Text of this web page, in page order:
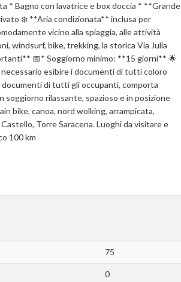
* Bagno con lavatrice e box doccia * **Grande
❄️ **Aria condizionata** inclusa per
vicino alla spiaggia, alle attività
windsurf, bike, trekking, la storica Via Julia
📅* Soggiorno minimo: **15 giorni** 🌟
esibire i documenti di tutti coloro
documenti di tutti gli occupanti, comporta
soggiorno rilassante, spazioso e in posizione
bike, canoa, nord wolking, arrampicata,
Torre Saracena. Luoghi da visitare e
100 km
75
0